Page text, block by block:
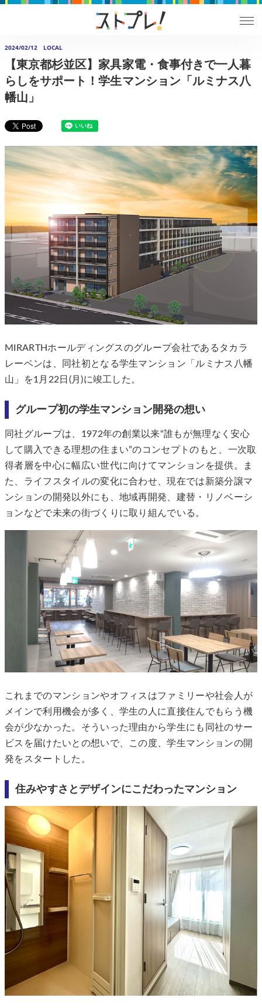
2024/02/12 LOCAL
【東京都杉並区】家具家電・食事付きで一人暮
らしをサポート！学生マンション「ルミナス八
幡山」
MIRARTHホールディングスのグループ会社であるタカラ
レーベンは、同社初となる学生マンション「ルミナス八幡
山」を1月22日(月)に竣工した。
グループ初の学生マンション開発の想い
同社グループは、1972年の創業以来“誰もが無理なく安心
して購入できる理想の住まい”のコンセプトのもと、一次取
得者層を中心に幅広い世代に向けてマンションを提供。ま
た、ライフスタイルの変化に合わせ、現在では新築分譲マ
ンションの開発以外にも、地域再開発、建替・リノベーシ
ョンなどで未来の街づくりに取り組んでいる。
これまでのマンションやオフィスはファミリーや社会人が
メインで利用機会が多く、学生の人に直接住んでもらう機
会が少なかった。そういった理由から学生にも同社のサー
ビスを届けたいとの想いで、この度、学生マンションの開
発をスタートした。
住みやすさとデザインにこだわったマンション